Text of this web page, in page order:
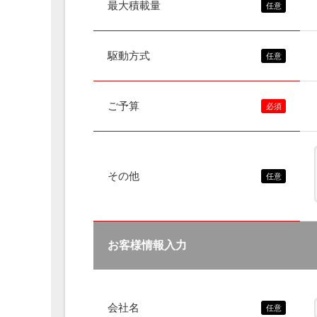
最大積載量
駆動方式
ご予算
その他
お客様情報入力
会社名